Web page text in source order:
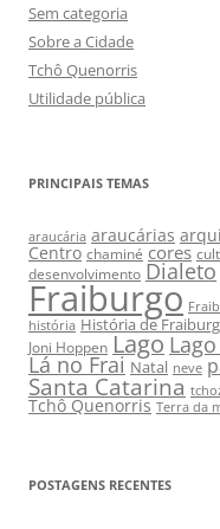
Sem categoria
Sobre a Cidade
Tchô Quenorris
Utilidade pública
PRINCIPAIS TEMAS
araucária araucárias
Centro chaminé cores
desenvolvimento Dialeto
Fraiburgo
história História de
Joni Hoppen Lago
Lá no Frai Natal neve
Santa Catarina
Tchô Quenorris Terra da
POSTAGENS RECENTES